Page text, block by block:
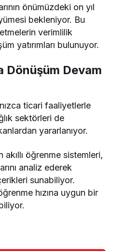
önümüzdeki on yıl
bekleniyor. Bu
verimlilik
yatırımları bulunuyor.
Dönüşüm Devam
ticari faaliyetlerle
sektörleri de
yararlanıyor.
akıllı öğrenme sistemleri,
analiz ederek
sunabiliyor.
hızına uygun bir